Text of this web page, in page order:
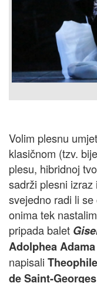
Volim plesnu
klasičnom (tzv.
plesu, hibridnoj
sadrži plesni
svejedno radi li
onima tek
pripada balet
Adolphea Adama
napisali
de Saint-Georges